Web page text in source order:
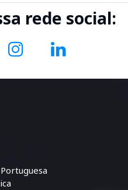
rede social: